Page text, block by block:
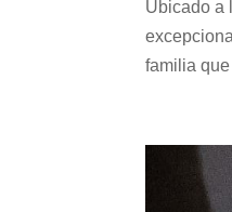
Ubicado a
familia